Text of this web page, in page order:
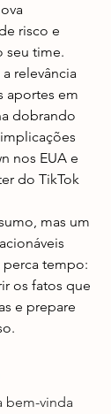
risco e
seu time.
relevância
aportes em
dobrando
nos EUA e
do TikTok
mas um
perca tempo:
os fatos que
e prepare
bem-vinda